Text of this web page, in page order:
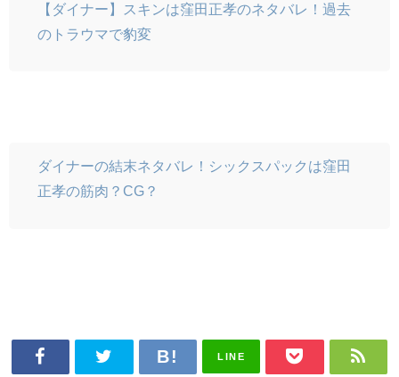
【ダイナー】スキンは窪田正孝のネタバレ！過去
のトラウマで豹変
ダイナーの結末ネタバレ！シックスパックは窪田
正孝の筋肉？CG？
LINE